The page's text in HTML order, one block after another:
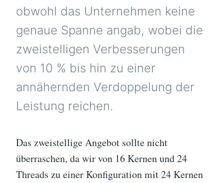
obwohl das Unternehmen keine
genaue Spanne angab, wobei die
zweistelligen Verbesserungen
von 10 % bis hin zu einer
annähernden Verdoppelung der
Leistung reichen.
Das zweistellige Angebot sollte nicht
überraschen, da wir von 16 Kernen und 24
Threads zu einer Konfiguration mit 24 Kernen